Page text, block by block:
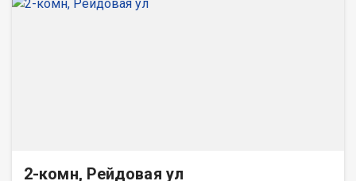
2-комн, Рейдовая ул